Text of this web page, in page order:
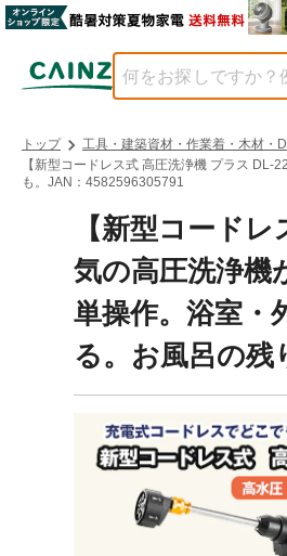
トップ 工具・建築資材・作業着・木材・
【新型コードレス式 高圧洗浄機 プラス
も。JAN：4582596305791
【新型コード
気の高圧洗浄機
単操作。浴室・
る。お風呂の残